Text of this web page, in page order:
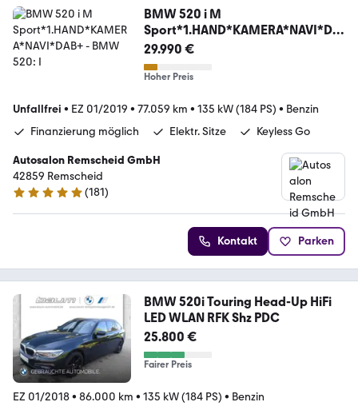
BMW 520 i M
Sport*1.HAND*KAMERA*NAVI*DA
B+
29.990 €
Hoher Preis
Unfallfrei • EZ 01/2019 • 77.059 km • 135 kW (184 PS) • Benzin
Finanzierung möglich
Elektr. Sitze Keyless Go
Autosalon Remscheid GmbH
42859 Remscheid
4.9 Sterne
(181)
Kontakt Parken
BMW 520i Touring Head-Up HiFi
LED WLAN RFK Shz PDC
25.800 €
Fairer Preis
EZ 01/2018• 86.000 km • 135 kW (184 PS) • Benzin